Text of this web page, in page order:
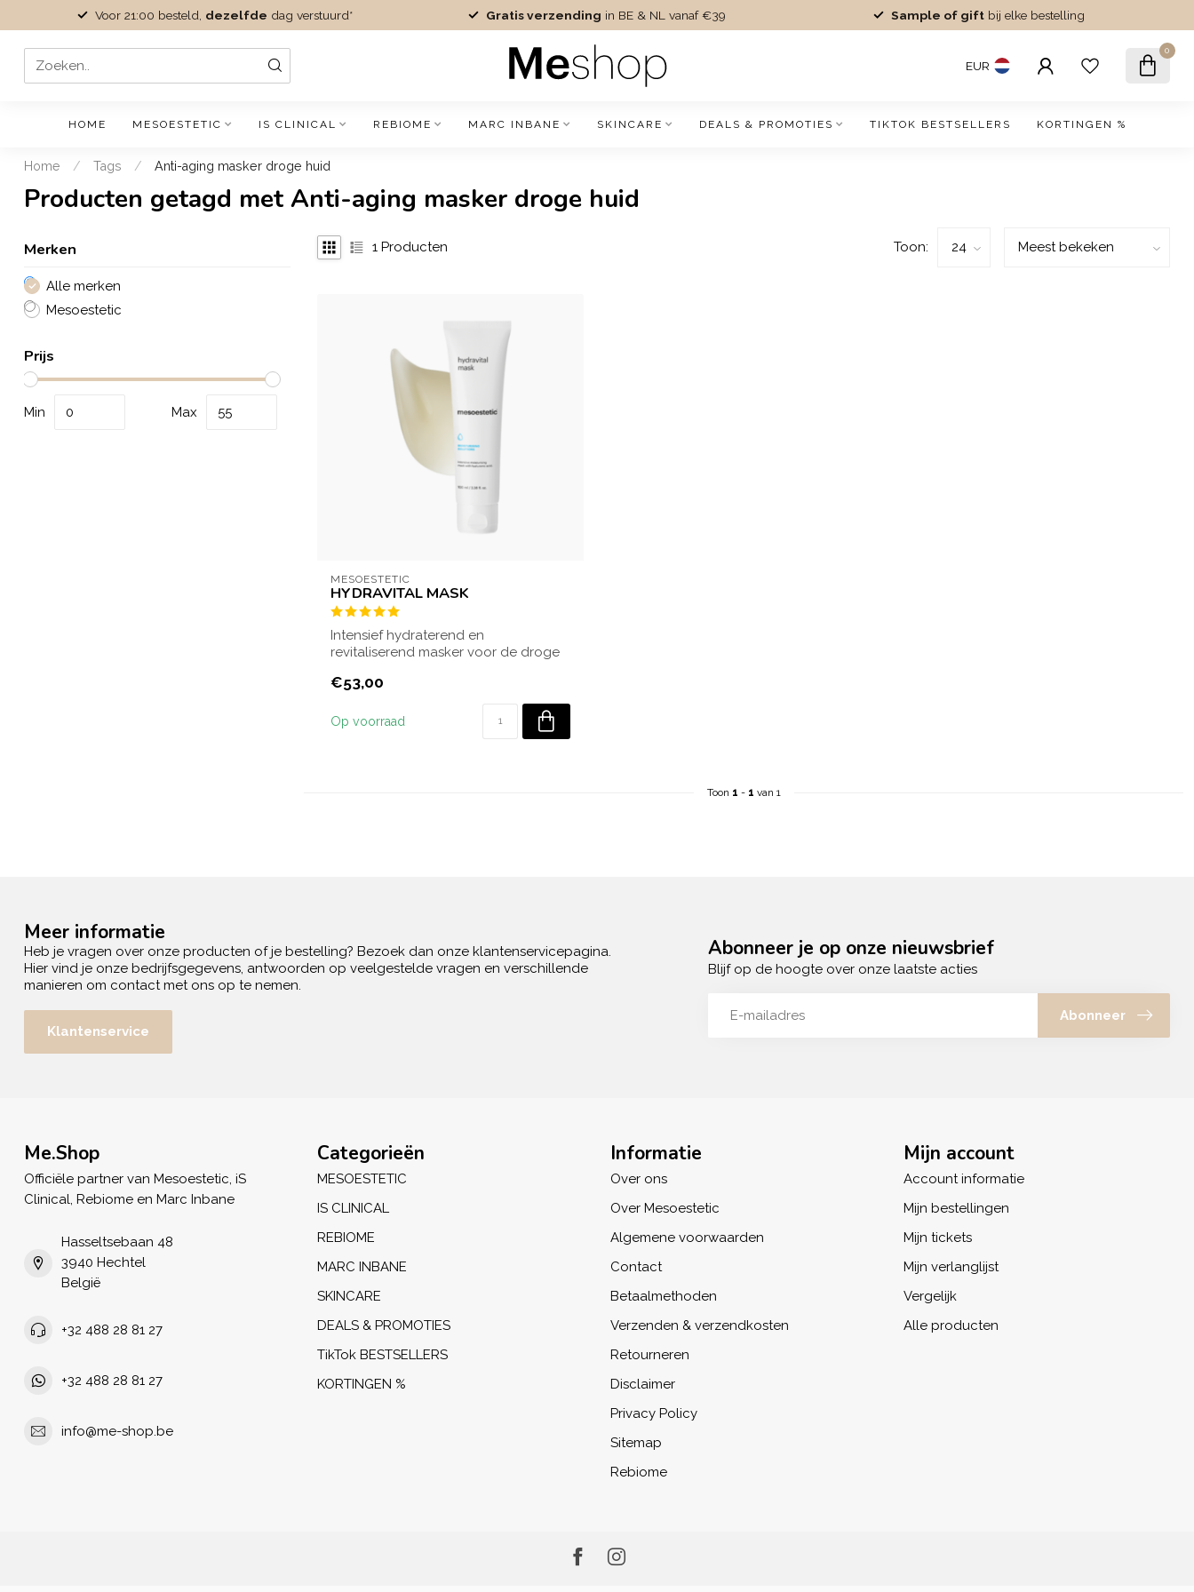
Voor 21:00 besteld, dezelfde dag verstuurd* Gratis verzending in BE & NL vanaf €39 Sample of gift bij elke bestelling
EUR
0
HOME MESOESTETIC IS CLINICAL REBIOME MARC INBANE SKINCARE DEALS & PROMOTIES TIKTOK BESTSELLERS KORTINGEN %
Home / Tags / Anti-aging masker droge huid
Producten getagd met Anti-aging masker droge huid
Merken
Alle merken
Mesoestetic
Prijs
Min Max
1 Producten Toon:
MESOESTETIC
HYDRAVITAL MASK
Intensief hydraterend en
revitaliserend masker voor de droge
€53,00
Op voorraad
Toon 1 - 1 van 1
Meer informatie
Heb je vragen over onze producten of je bestelling? Bezoek dan onze klantenservicepagina.
Hier vind je onze bedrijfsgegevens, antwoorden op veelgestelde vragen en verschillende
manieren om contact met ons op te nemen.
Klantenservice
Abonneer je op onze nieuwsbrief
Blijf op de hoogte over onze laatste acties
Abonneer
Me.Shop
Officiële partner van Mesoestetic, iS
Clinical, Rebiome en Marc Inbane
Hasseltsebaan 48
3940 Hechtel
België
+32 488 28 81 27
+32 488 28 81 27
info@me-shop.be
Categorieën
MESOESTETIC
IS CLINICAL
REBIOME
MARC INBANE
SKINCARE
DEALS & PROMOTIES
TikTok BESTSELLERS
KORTINGEN %
Informatie
Over ons
Over Mesoestetic
Algemene voorwaarden
Contact
Betaalmethoden
Verzenden & verzendkosten
Retourneren
Disclaimer
Privacy Policy
Sitemap
Rebiome
Mijn account
Account informatie
Mijn bestellingen
Mijn tickets
Mijn verlanglijst
Vergelijk
Alle producten